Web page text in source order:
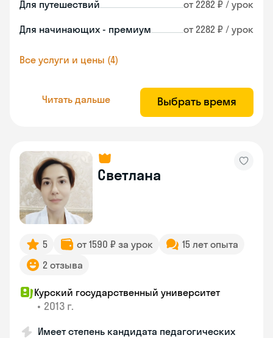
Для путешествий от 2282 ₽ / урок
Для начинающих - премиум от 2282 ₽ / урок
Все услуги и цены (4)
Читать дальше Выбрать время
Светлана
5 от 1590 ₽ за урок
15 лет опыта
2 отзыва
Курский государственный университет
• 2013 г.
Имеет степень кандидата педагогических